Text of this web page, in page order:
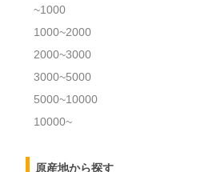
~1000
1000~2000
2000~3000
3000~5000
5000~10000
10000~
原産地から探す